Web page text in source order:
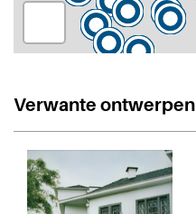
Verwante ontwerpen